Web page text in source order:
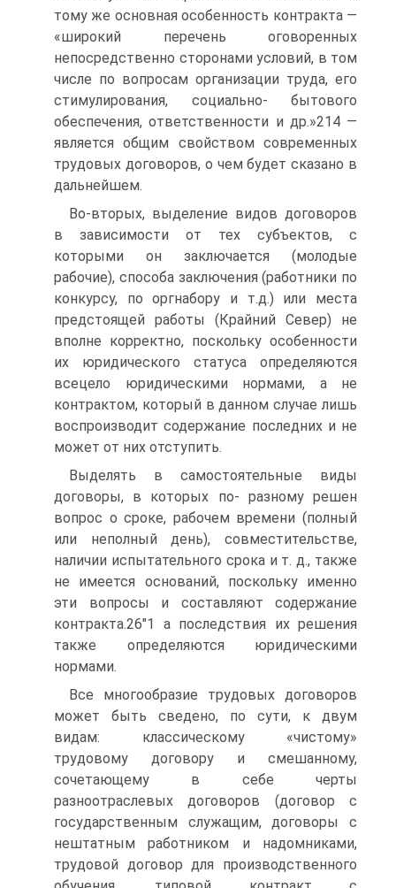
тому же основная особенность контракта —
«широкий перечень оговоренных
непосредственно сторонами условий, в том
числе по вопросам организации труда, его
стимулирования, социально- бытового
обеспечения, ответственности и др.»214 —
является общим свойством современных
трудовых договоров, о чем будет сказано в
дальнейшем.
Во-вторых, выделение видов договоров
в зависимости от тех субъектов, с
которыми он заключается (молодые
рабочие), способа заключения (работники по
конкурсу, по оргнабору и т.д.) или места
предстоящей работы (Крайний Север) не
вполне корректно, поскольку особенности
их юридического статуса определяются
всецело юридическими нормами, а не
контрактом, который в данном случае лишь
воспроизводит содержание последних и не
может от них отступить.
Выделять в самостоятельные виды
договоры, в которых по- разному решен
вопрос о сроке, рабочем времени (полный
или неполный день), совместительстве,
наличии испытательного срока и т. д., также
не имеется оснований, поскольку именно
эти вопросы и составляют содержание
контракта.26"1 а последствия их решения
также определяются юридическими
нормами.
Все многообразие трудовых договоров
может быть сведено, по сути, к двум
видам: классическому «чистому»
трудовому договору и смешанному,
сочетающему в себе черты
разноотраслевых договоров (договор с
государственным служащим, договоры с
нештатным работником и надомниками,
трудовой договор для производственного